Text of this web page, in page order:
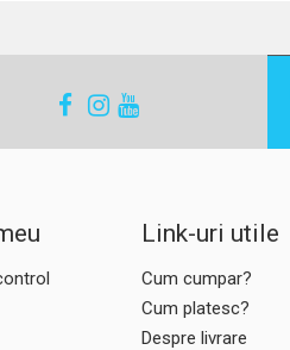
Link-uri utile
Cum cumpar?
Cum platesc?
Despre livrare